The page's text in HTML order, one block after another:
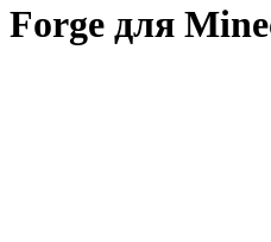
Forge для